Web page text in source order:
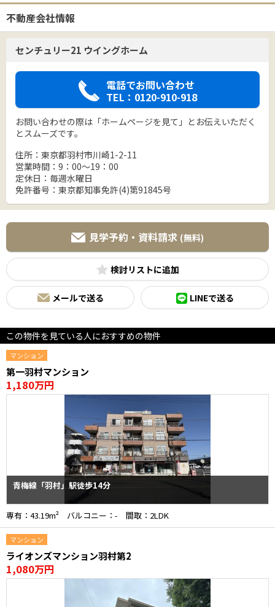
不動産会社情報
センチュリー21 ウイングホーム
電話でお問い合わせ
TEL：0120-910-918
お問い合わせの際は「ホームページを見て」とお伝えいただく
とスムーズです。
住所：東京都羽村市川崎1-2-11
営業時間：9：00～19：00
定休日：毎週水曜日
免許番号：東京都知事免許(4)第91845号
見学予約・資料請求 (無料)
検討リスト
メールで送る LINEで送る
この物件を見ている人におすすめの物件
マンション
第一羽村マンション
1,180万円
青梅線「羽村」駅徒歩14分
専有：43.19m² バルコニー：- 間取：2LDK
マンション
ライオンズマンション羽村第2
1,080万円